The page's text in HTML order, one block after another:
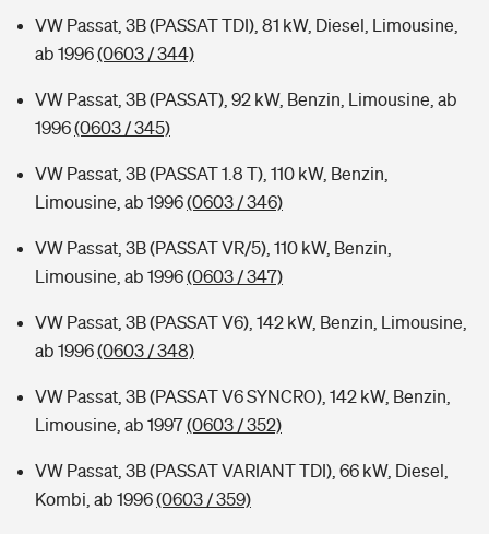
VW Passat, 3B (PASSAT TDI), 81 kW, Diesel, Limousine,
ab 1996(0603 / 344)
VW Passat, 3B (PASSAT), 92 kW, Benzin, Limousine, ab
1996(0603 / 345)
VW Passat, 3B (PASSAT 1.8 T), 110 kW, Benzin,
Limousine, ab 1996(0603 / 346)
VW Passat, 3B (PASSAT VR/5), 110 kW, Benzin,
Limousine, ab 1996(0603 / 347)
VW Passat, 3B (PASSAT V6), 142 kW, Benzin, Limousine,
ab 1996(0603 / 348)
VW Passat, 3B (PASSAT V6 SYNCRO), 142 kW, Benzin,
Limousine, ab 1997(0603 / 352)
VW Passat, 3B (PASSAT VARIANT TDI), 66 kW, Diesel,
Kombi, ab 1996(0603 / 359)